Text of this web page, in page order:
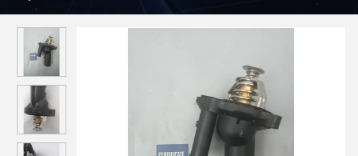
Evoque 2.0T